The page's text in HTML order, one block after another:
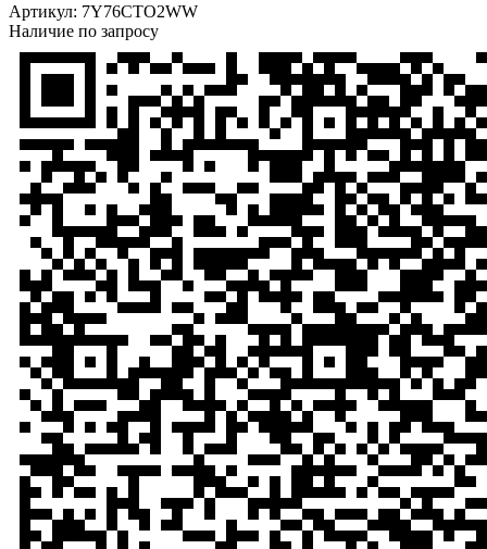
Артикул: 7Y76CTO2WW
Наличие по запросу